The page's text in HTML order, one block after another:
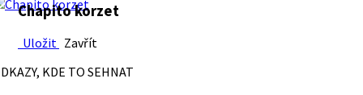
Chapito korzet
Uložit Zavřít
KDE TO SEHNAT